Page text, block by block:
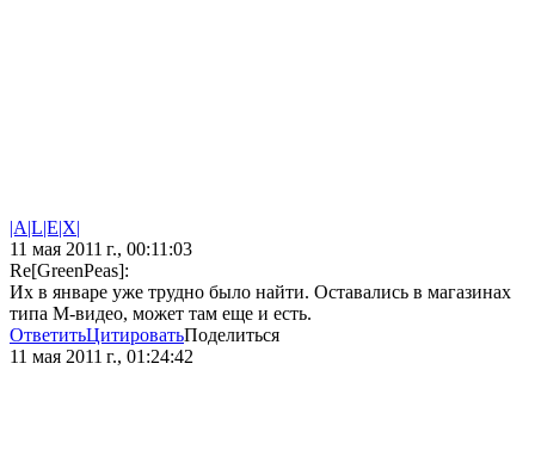
|A|L|E|X|
11 мая 2011 г., 00:11:03
Re[GreenPeas]:
Их в январе уже трудно было найти. Оставались в магазинах
типа М-видео, может там еще и есть.
ОтветитьЦитироватьПоделиться
11 мая 2011 г., 01:24:42